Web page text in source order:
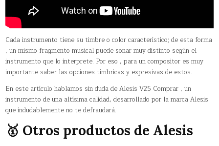
Cada instrumento tiene su timbre o color característico; de esta forma
, un mismo fragmento musical puede sonar muy distinto según el
instrumento que lo interprete. Por eso , para un compositor es muy
importante saber las opciones tímbricas y expresivas de estos.
En este artículo hablamos sin duda de Alesis V25 Comprar , un
instrumento de una altísima calidad, desarrollado por la marca Alesis
que indudablemente no te defraudará.
🥇 Otros productos de Alesis